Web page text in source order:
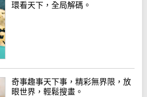
環看天下，全局解碼。
奇事趣事天下事，精彩無界限，放
眼世界，輕鬆搜畫。